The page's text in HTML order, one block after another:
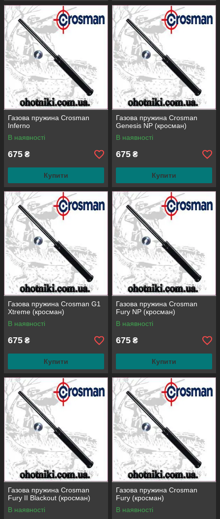
Газова пружина Crosman
Inferno
В наявності
675 ₴
Купити
Газова пружина Crosman
Genesis NP (кросман)
В наявності
675 ₴
Купити
Газова пружина Crosman G1
Xtreme (кросман)
В наявності
675 ₴
Купити
Газова пружина Crosman
Fury NP (кросман)
В наявності
675 ₴
Купити
Газова пружина Crosman
Fury II Blackout (кросман)
В наявності
Газова пружина Crosman
Fury (кросман)
В наявності